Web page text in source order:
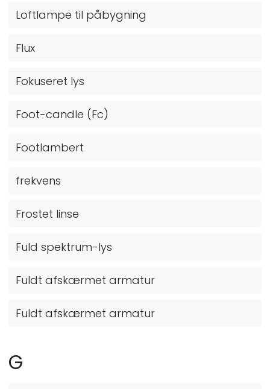
Loftlampe til påbygning
Flux
Fokuseret lys
Foot-candle (Fc)
Footlambert
frekvens
Frostet linse
Fuld spektrum-lys
Fuldt afskærmet armatur
Fuldt afskærmet armatur
G